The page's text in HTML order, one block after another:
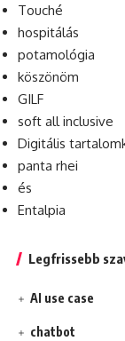
Touché
hospitálás
potamológia
köszönöm
GILF
soft all inclusive
Digitális
panta rhei
és
Entalpia
Legfrissebb
AI use case
chatbot